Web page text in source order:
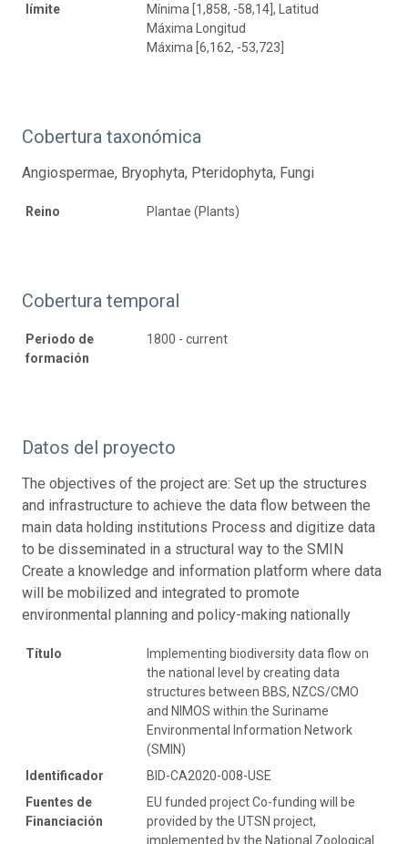
límite
Mínima [1,858, -58,14], Latitud
Máxima Longitud
Máxima [6,162, -53,723]
Cobertura taxonómica
Angiospermae, Bryophyta, Pteridophyta, Fungi
Reino Plantae (Plants)
Cobertura temporal
Periodo de
formación
1800 - current
Datos del proyecto
The objectives of the project are: Set up the structures
and infrastructure to achieve the data flow between the
main data holding institutions Process and digitize data
to be disseminated in a structural way to the SMIN
Create a knowledge and information platform where data
will be mobilized and integrated to promote
environmental planning and policy-making nationally
Título
Implementing biodiversity data flow on
the national level by creating data
structures between BBS, NZCS/CMO
and NIMOS within the Suriname
Environmental Information Network
(SMIN)
Identificador
BID-CA2020-008-USE
Fuentes de
Financiación
EU funded project Co-funding will be
provided by the UTSN project,
implemented by the National Zoological